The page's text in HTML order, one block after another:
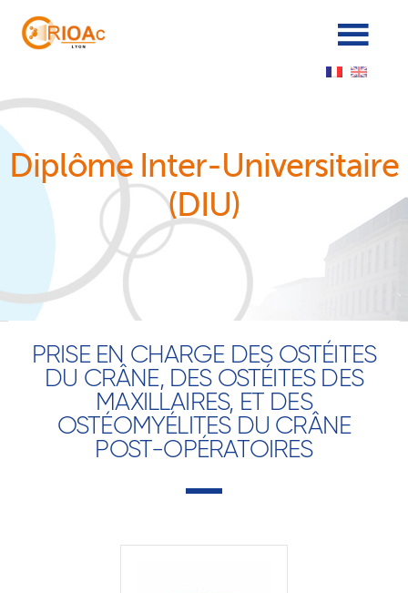
Diplôme Inter-Universitaire
(DIU)
PRISE EN CHARGE DES OSTÉITES
DU CRÂNE, DES OSTÉITES DES
MAXILLAIRES, ET DES
OSTÉOMYÉLITES DU CRÂNE
POST-OPÉRATOIRES
Panneau de gestion des cookies